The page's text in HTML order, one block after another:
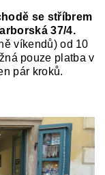
se stříbrem
37/4.
víkendů) od 10
pouze platba v
pár kroků.